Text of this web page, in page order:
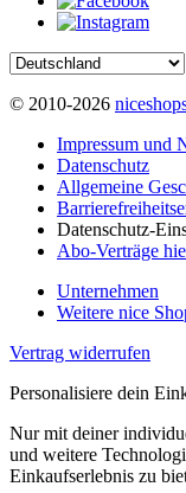
© 2010-2026
Impressum und
Datenschutz
Allgemeine
Datenschutz-
Abo-Verträge
Unternehmen
Weitere nice
Vertrag widerrufen
Personalisiere dein
Nur mit deiner
und weitere
Einkaufserlebnis zu